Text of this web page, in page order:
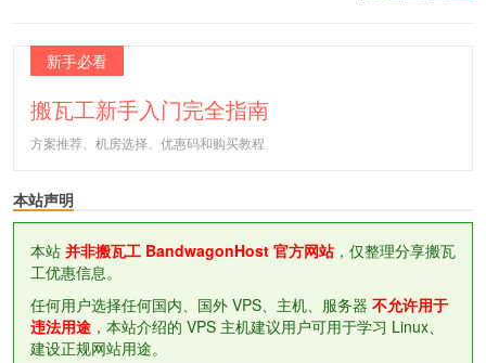
新手必看
搬瓦工新手入门完全指南
方案推荐、机房选择、优惠码和购买教程
本站声明
本站 并非搬瓦工 BandwagonHost 官方网站，仅整理分享搬瓦
工优惠信息。
任何用户选择任何国内、国外 VPS、主机、服务器 不允许用于
违法用途 ，本站介绍的 VPS 主机建议用户可用于学习 Linux、
建设正规网站用途。